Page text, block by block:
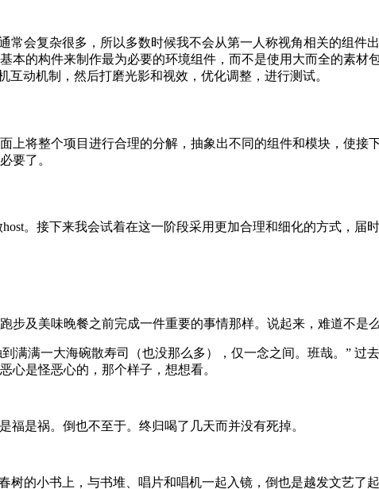
会复杂很多，所以多数时候我不会从第一人称视角相关的组件
的构件来制作最为必要的环境组件，而不是使用大而全的素材
动机制，然后打磨光影和视效，优化调整，进行测试。
将整个项目进行合理的分解，抽象出不同的组件和模块，使接
要了。
。接下来我会试着在这一阶段采用更加合理和细化的方式，届
及美味晚餐之前完成一件重要的事情那样。说起来，难道不是么
满满一大海碗散寿司（也没那么多），仅一念之间。班哉。” 过
心是怪恶心的，那个样子，想想看。
福是祸。倒也不至于。终归喝了几天而并没有死掉。
的小书上，与书堆、唱片和唱机一起入镜，倒也是越发文艺了起